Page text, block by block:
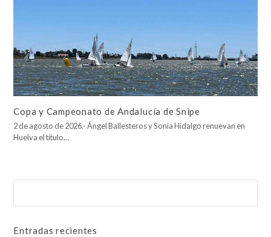
Copa y Campeonato de Andalucía de Snipe
2 de agosto de 2026.- Ángel Ballesteros y Sonia Hidalgo renuevan en
Huelva el título…
Entradas recientes